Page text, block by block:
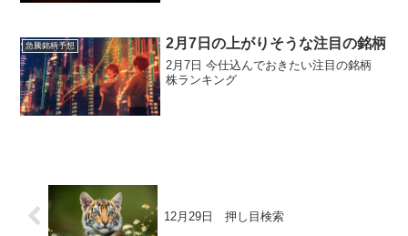
90銭、T...
急騰銘柄予想 2月7日の上がりそうな注目の銘柄
2月7日 今仕込んでおきたい注目の銘柄
株ランキング
12月29日 押し目検索